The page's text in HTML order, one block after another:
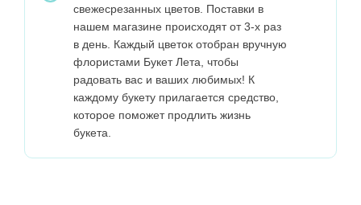
свежесрезанных цветов. Поставки в
нашем магазине происходят от 3-х раз
в день. Каждый цветок отобран вручную
флористами Букет Лета, чтобы
радовать вас и ваших любимых! К
каждому букету прилагается средство,
которое поможет продлить жизнь
букета.